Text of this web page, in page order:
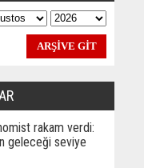
rakam verdi:
geleceği seviye